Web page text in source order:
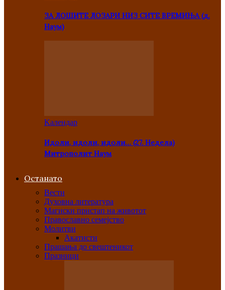
ЗА ЛОШИТЕ ЛОЗАРИ НИЗ СИТЕ ВРЕМИЊА (д.
Наум)
Kалендар
Идоли, идоли, идоли… (27. Недела)
Митрополит Наум
Останато
Вести
Духовна литература
Магиски пристап на животот
Православно семејство
Молитви
Акатисти
Прашања до свештеникот
Празници